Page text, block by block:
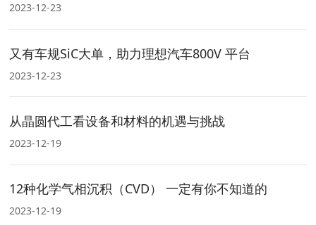
2023-12-23
又有车规SiC大单，助力理想汽车800V 平台
2023-12-23
从晶圆代工看设备和材料的机遇与挑战
2023-12-19
12种化学气相沉积（CVD） 一定有你不知道的
2023-12-19